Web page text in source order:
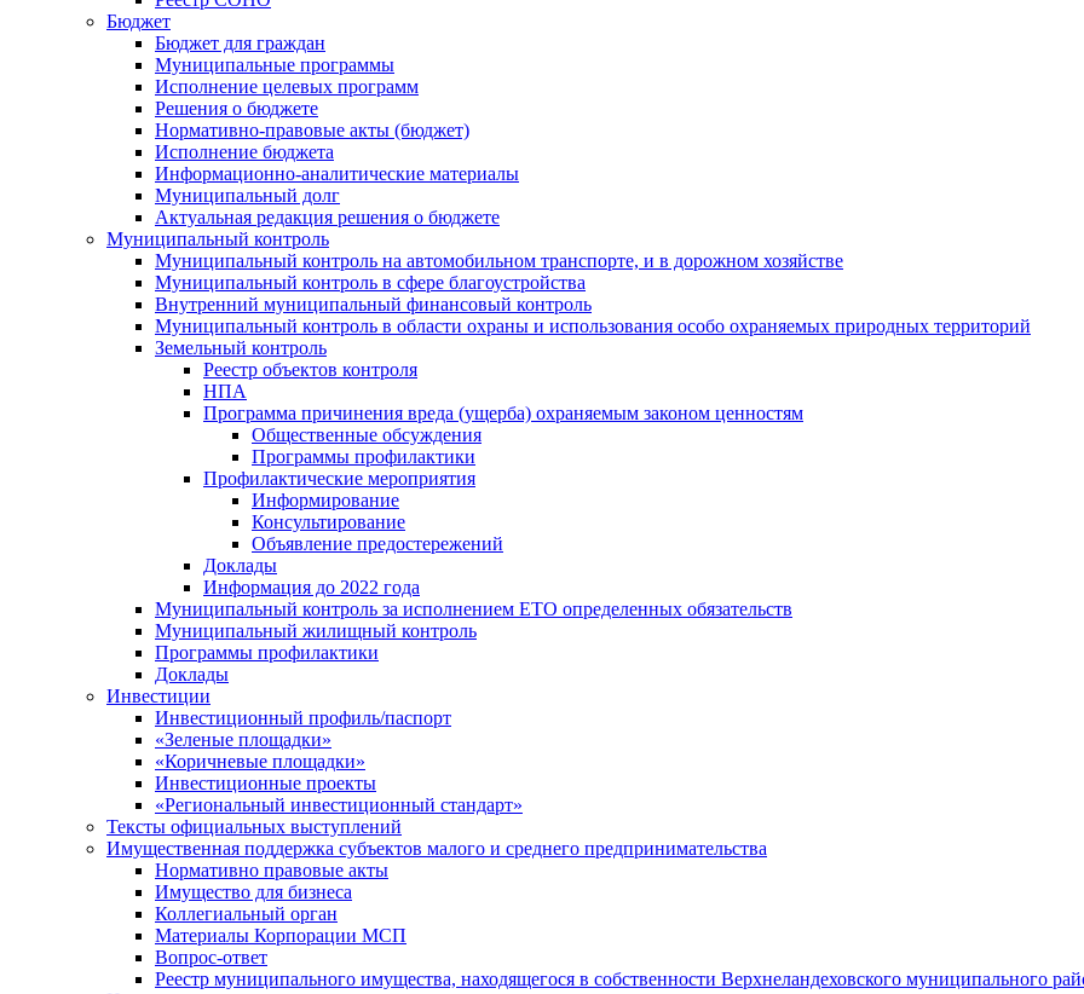
Бюджет
Бюджет для граждан
Муниципальные программы
Исполнение целевых программ
Решения о бюджете
Нормативно-правовые акты (бюджет)
Исполнение бюджета
Информационно-аналитические материалы
Муниципальный долг
Актуальная редакция решения о бюджете
Муниципальный контроль
Муниципальный контроль на автомобильном транспорте, и в дорожном хозяйстве
Муниципальный контроль в сфере благоустройства
Внутренний муниципальный финансовый контроль
Муниципальный контроль в области охраны и использования особо охраняемых природных территорий
Земельный контроль
Реестр объектов контроля
НПА
Программа причинения вреда (ущерба) охраняемым законом ценностям
Общественные обсуждения
Программы профилактики
Профилактические мероприятия
Информирование
Консультирование
Объявление предостережений
Доклады
Информация до 2022 года
Муниципальный контроль за исполнением ЕТО определенных обязательств
Муниципальный жилищный контроль
Программы профилактики
Доклады
Инвестиции
Инвестиционный профиль/паспорт
«Зеленые площадки»
«Коричневые площадки»
Инвестиционные проекты
«Региональный инвестиционный стандарт»
Тексты официальных выступлений
Имущественная поддержка субъектов малого и среднего предпринимательства
Нормативно правовые акты
Имущество для бизнеса
Коллегиальный орган
Материалы Корпорации МСП
Вопрос-ответ
Реестр муниципального имущества, находящегося в собственности Верхнеландеховского муниципального